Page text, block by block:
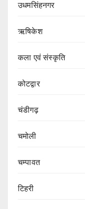
उधमसिंहनगर
ऋषिकेश
कला एवं संस्कृति
कोटद्वार
चंडीगढ़
चमोली
चम्पावत
टिहरी